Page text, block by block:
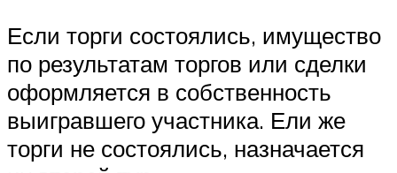
Если торги состоялись, имущество
по результатам торгов или сделки
оформляется в собственность
выигравшего участника. Ели же
торги не состоялись, назначается